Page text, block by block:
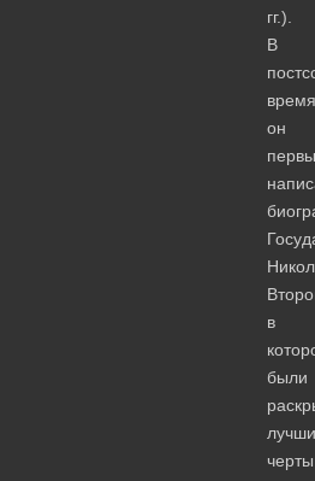
гг.).
В
время
он
в
были
черты